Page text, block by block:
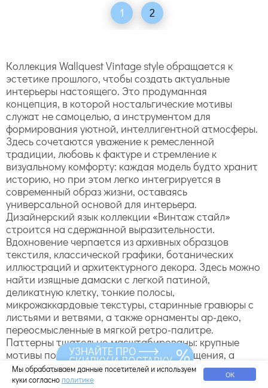
1 2
Коллекция Wallquest Vintage style обращается к
эстетике прошлого, чтобы создать актуальные
интерьеры настоящего. Это продуманная
концепция, в которой ностальгические мотивы
служат не самоцелью, а инструментом для
формирования уютной, интеллигентной атмосферы.
Здесь сочетаются уважение к ремесленной
традиции, любовь к фактуре и стремление к
визуальному комфорту: каждая модель будто хранит
историю, но при этом легко интегрируется в
современный образ жизни, оставаясь
универсальной основой для интерьера.
Дизайнерский язык коллекции «Винтаж стайл»
строится на сдержанной выразительности.
Вдохновение черпается из архивных образцов
текстиля, классической графики, ботанических
иллюстраций и архитектурного декора. Здесь можно
найти изящные дамаски с легкой патиной,
деликатную клетку, тонкие полосы,
микрожаккардовые текстуры, старинные гравюры с
листьями и ветвями, а также орнаменты ар-деко,
переосмысленные в мягкой ретро-палитре.
Паттерны тщательно масштабированы: крупные
мотивы поддерживают парадные помещения, а
мелкий раппорт создает фон для камерных комнат,
не перегружая пространство.
Мы обрабатываем данные посетителей и используем
куки согласно политике ОК
УЗНАЙТЕ ПРО
СКИДКУ И ДОСТАВКУ